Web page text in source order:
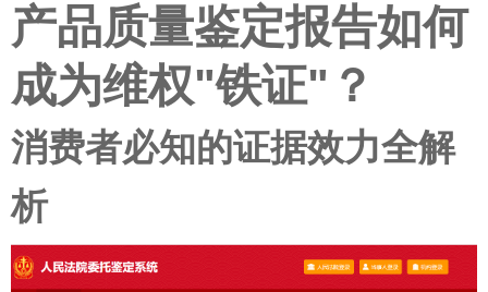
产品质量鉴定报告如何
成为维权"铁证"？
消费者必知的证据效力全解
析